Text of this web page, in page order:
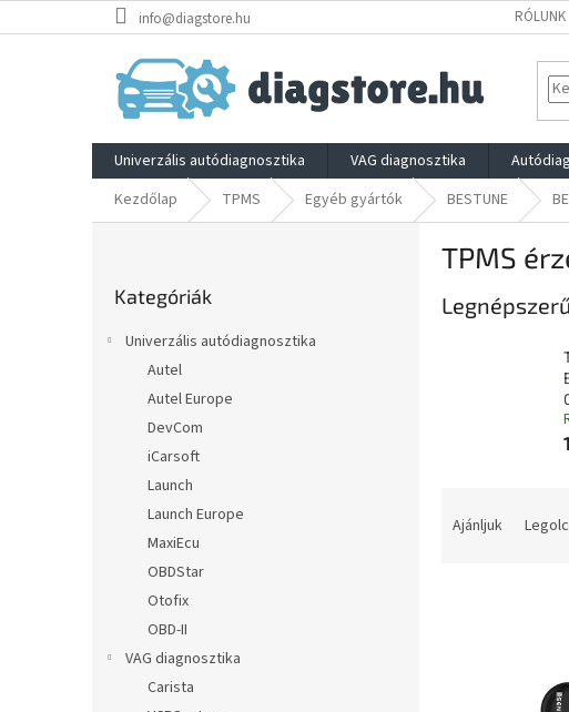
a
info@diagstore.hu RÓLUNK
Univerzális autódiagnosztika VAG diagnosztika
Kezdőlap
TPMS Egyéb gyártók BESTUNE
átugrása
Kategóriák
Univerzális autódiagnosztika
Autel
Autel Europe
DevCom
iCarsoft
Launch
Launch Europe
MaxiEcu
OBDStar
Otofix
OBD-II
VAG diagnosztika
Carista
TPMS
Ajánljuk